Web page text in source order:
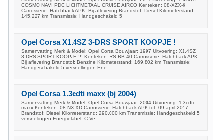
COSMO NAVI PDC LICHTMETAAL CRUISE AIRCO Kenteken: 08-XZX-6
Carrosserie: Hatchback APK: Bij aflevering Brandstof: Diesel Kilometerstand:
145.227 km Transmissie: Handgeschakeld 5
Opel Corsa X1.4SZ 3-DRS SPORT KOOPJE !
Samenvatting Merk & Model: Opel Corsa Bouwjaar: 1997 Uitvoering: X1.4SZ
3-DRS SPORT KOOPJE !!! Kenteken: RS-BB-40 Carrosserie: Hatchback APK:
Bij aflevering Brandstof: Benzine Kilometerstand: 169.802 km Transmissie:
Handgeschakeld 5 versnellingen Ene
Opel Corsa 1.3cdti maxx (bj 2004)
Samenvatting Merk & Model: Opel Corsa Bouwjaar: 2004 Uitvoering: 1.3cdti
maxx Kenteken: 08-NX-XD Carrosserie: Hatchback APK tot: 09 april 2017
Brandstof: Diesel Kilometerstand: 290.000 km Transmissie: Handgeschakeld 5
versnellingen Energielabel: C Ve